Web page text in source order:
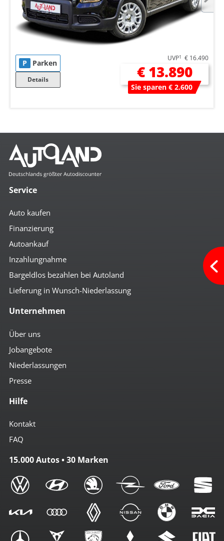
P Parken
Details
UVP1 € 16.490
€ 13.890
Sie sparen € 2.600
Service
Auto kaufen
Finanzierung
Autoankauf
Inzahlungnahme
Bargeldlos bezahlen bei Autoland
Lieferung in Wunsch-Niederlassung
Unternehmen
Über uns
Jobangebote
Niederlassungen
Presse
Hilfe
Kontakt
FAQ
15.000 Autos • 30 Marken